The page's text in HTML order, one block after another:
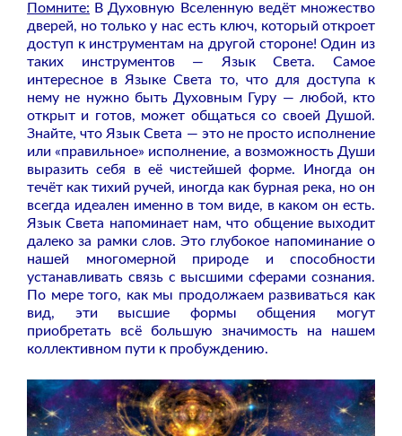
Помните: В Духовную Вселенную ведёт множество
дверей, но только у нас есть ключ, который откроет
доступ к инструментам на другой стороне! Один из
таких инструментов — Язык Света. Самое
интересное в Языке Света то, что для доступа к
нему не нужно быть Духовным Гуру — любой, кто
открыт и готов, может общаться со своей Душой.
Знайте, что Язык Света — это не просто исполнение
или «правильное» исполнение, а возможность Души
выразить себя в её чистейшей форме. Иногда он
течёт как тихий ручей, иногда как бурная река, но он
всегда идеален именно в том виде, в каком он есть.
Язык Света напоминает нам, что общение выходит
далеко за рамки слов. Это глубокое напоминание о
нашей многомерной природе и способности
устанавливать связь с высшими сферами сознания.
По мере того, как мы продолжаем развиваться как
вид, эти высшие формы общения могут
приобретать всё большую значимость на нашем
коллективном пути к пробуждению.